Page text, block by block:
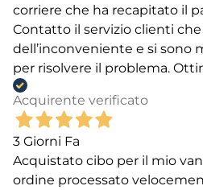
corriere che ha recapitato il
Contatto il servizio clienti che
dell’inconveniente e si sono
per risolvere il problema.
Acquirente verificato
3 Giorni Fa
Acquistato cibo per il mio
ordine processato